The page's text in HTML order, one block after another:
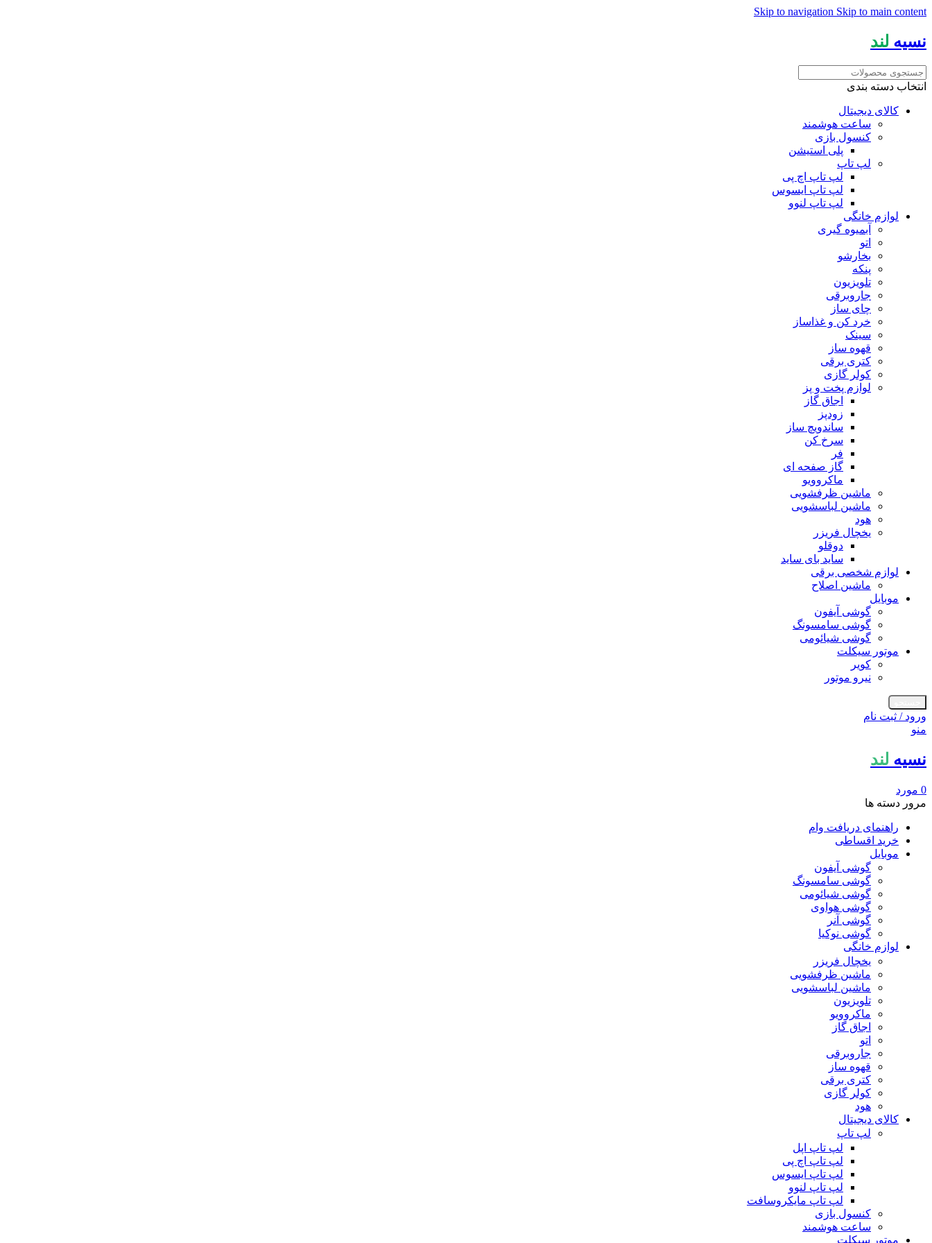
Skip to navigation Skip to main content
نسیه لند
انتخاب دسته بندی
کالای دیجیتال
ساعت هوشمند
کنسول بازی
پلی استیشن
لپ تاپ
لپ تاپ اچ پی
لپ تاپ ایسوس
لپ تاپ لنوو
لوازم خانگی
آبمیوه گیری
اتو
بخارشو
پنکه
تلویزیون
جاروبرقی
چای ساز
خرد کن و غذاساز
سینک
قهوه ساز
کتری برقی
کولر گازی
لوازم پخت و پز
اجاق گاز
زودپز
ساندویچ ساز
سرخ کن
فر
گاز صفحه ای
ماکروویو
ماشین ظرفشویی
ماشین لباسشویی
هود
یخچال فریزر
دوقلو
ساید بای ساید
لوازم شخصی برقی
ماشین اصلاح
موبایل
گوشی آیفون
گوشی سامسونگ
گوشی شیائومی
موتور سیکلت
کویر
نیرو موتور
ورود / ثبت نام
منو
نسیه لند
0 مورد
مرور دسته ها
راهنمای دریافت وام
خرید اقساطی
موبایل
گوشی آیفون
گوشی سامسونگ
گوشی شیائومی
گوشی هواوی
گوشی آنر
گوشی نوکیا
لوازم خانگی
یخچال فریزر
ماشین ظرفشویی
ماشین لباسشویی
تلویزیون
ماکروویو
اجاق گاز
اتو
جاروبرقی
قهوه ساز
کتری برقی
کولر گازی
هود
کالای دیجیتال
لپ تاپ
لپ تاپ اپل
لپ تاپ اچ پی
لپ تاپ ایسوس
لپ تاپ لنوو
لپ تاپ مایکروسافت
کنسول بازی
ساعت هوشمند
موتور سیکلت